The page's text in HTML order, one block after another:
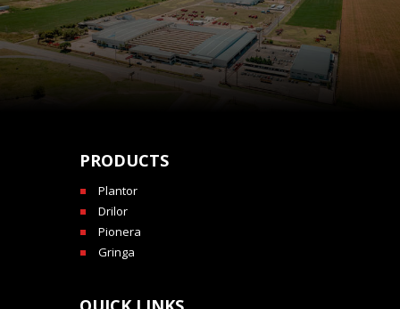
PRODUCTS
Plantor
Drilor
Pionera
Gringa